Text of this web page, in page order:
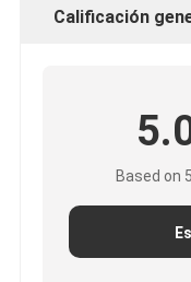
Calificación
Based on